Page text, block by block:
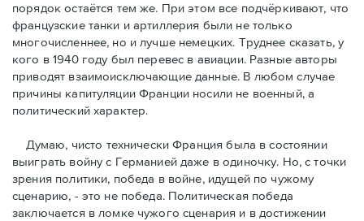
порядок остаётся тем же. При этом все подчёркивают, что
французские танки и артиллерия были не только
многочисленнее, но и лучше немецких. Труднее сказать, у
кого в 1940 году был перевес в авиации. Разные авторы
приводят взаимоисключающие данные. В любом случае
причины капитуляции Франции носили не военный, а
политический характер.
Думаю, чисто технически Франция была в состоянии
выиграть войну с Германией даже в одиночку. Но, с точки
зрения политики, победа в войне, идущей по чужому
сценарию, - это не победа. Политическая победа
заключается в ломке чужого сценария и в достижении